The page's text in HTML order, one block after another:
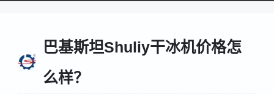
巴基斯坦Shuliy干冰机价格怎
么样？